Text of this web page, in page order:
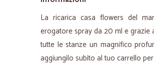
La ricarica casa flowers del
erogatore spray da 20 ml e
tutte le stanze un magnifico
aggiungilo subito al tuo carrello